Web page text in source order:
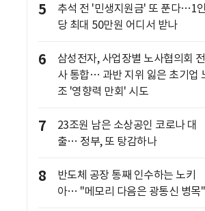
5
추석 전 '민생지원금' 또 푼다…1인
당 최대 50만원 어디서 받나
6
삼성전자, 사업장별 노사협의회 전
사 통합… 과반 지위 잃은 초기업
조 '영향력 만회' 시도
7
23조원 남은 소상공인 코로나 대
출… 정부, 또 탕감하나
8
반도체 공장 통째 인수하는 노키
아… "메모리 다음은 광통신 병목"